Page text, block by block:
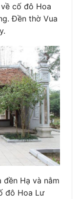
cố đô Hoa
Đền thờ Vua
Hạ và nằm
đô Hoa Lư